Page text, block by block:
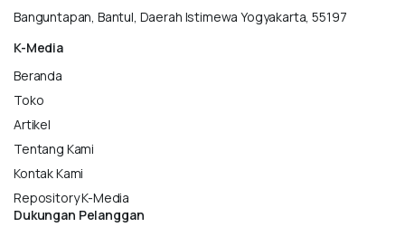
Banguntapan, Bantul, Daerah Istimewa Yogyakarta, 55197
K-Media
Beranda
Toko
Artikel
Tentang Kami
Kontak Kami
Repository K-Media
Dukungan Pelanggan